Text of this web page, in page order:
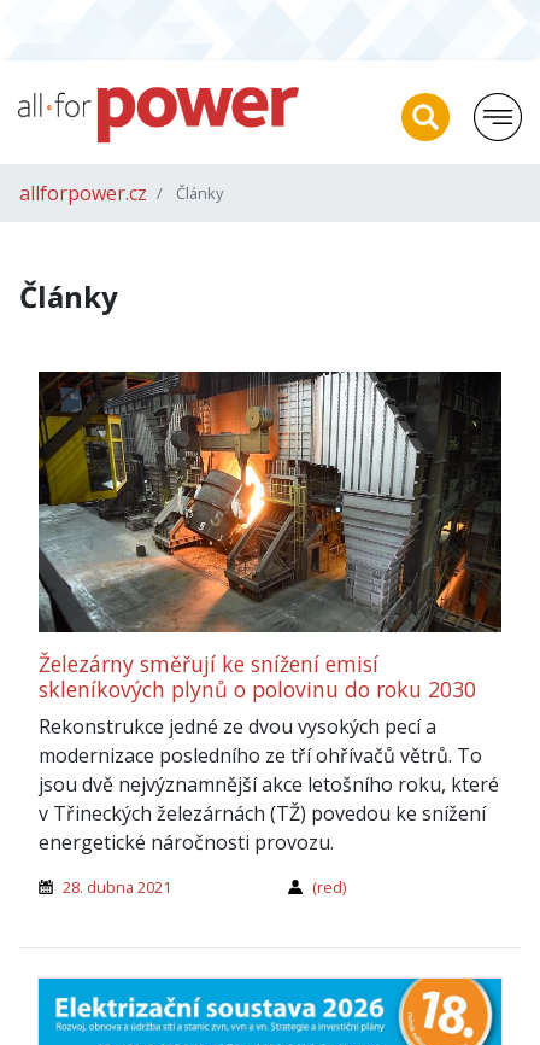
allforpower.cz Články
Články
Železárny směřují ke snížení emisí
skleníkových plynů o polovinu do roku 2030
Rekonstrukce jedné ze dvou vysokých pecí a
modernizace posledního ze tří ohřívačů větrů. To
jsou dvě nejvýznamnější akce letošního roku, které
v Třineckých železárnách (TŽ) povedou ke snížení
energetické náročnosti provozu.
28. dubna 2021 (red)